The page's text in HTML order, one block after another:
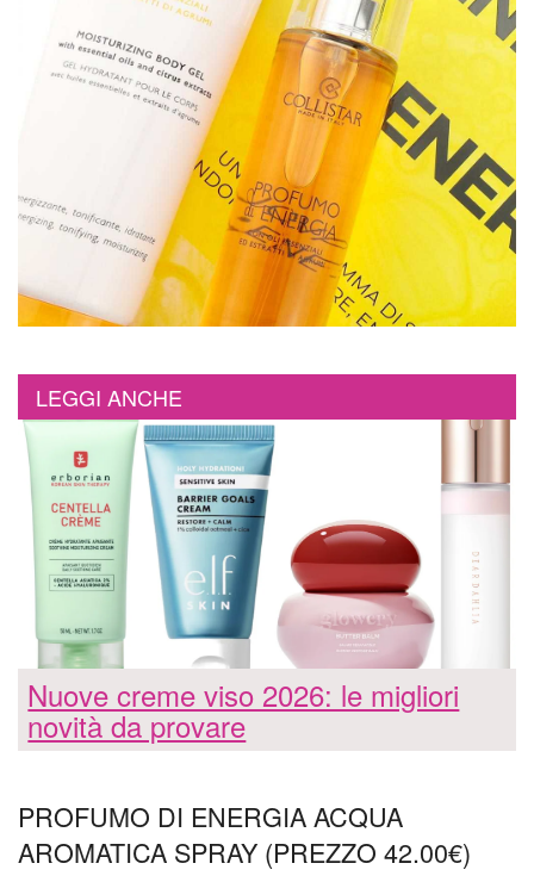
LEGGI ANCHE
Nuove creme viso 2026: le migliori
novità da provare
PROFUMO DI ENERGIA ACQUA
AROMATICA SPRAY (PREZZO 42.00€)